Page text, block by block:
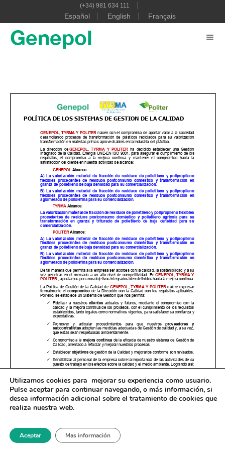
(+34) 981 634 111
Español English Français
® 2024-2025 - General de Polímeros SL
Canal de DenunciasPolítica de Calidad
Utilizamos cookies para mejorar su experiencia como usuario.
Pulse aceptarpara continuar navegando, o más información, si
desea información adicional sobre el tratamiento de cookies que
realiza nuestra web.
Aceptar Mas información